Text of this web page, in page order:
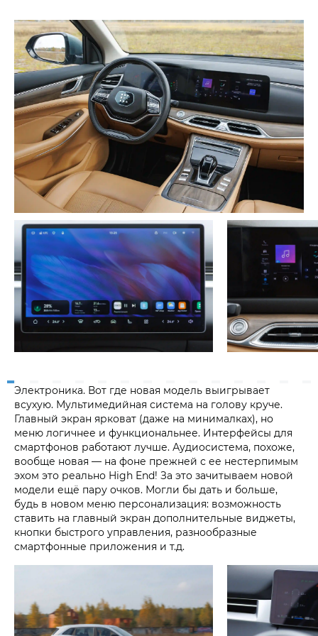
Электроника. Вот где новая модель выигрывает
всухую. Мультимедийная система на голову круче.
Главный экран ярковат (даже на минималках), но
меню логичнее и функциональнее. Интерфейсы для
смартфонов работают лучше. Аудиосистема, похоже,
вообще новая — на фоне прежней с ее нестерпимым
эхом это реально High End! За это зачитываем новой
модели ещё пару очков. Могли бы дать и больше,
будь в новом меню персонализация: возможность
ставить на главный экран дополнительные виджеты,
кнопки быстрого управления, разнообразные
смартфонные приложения и т.д.